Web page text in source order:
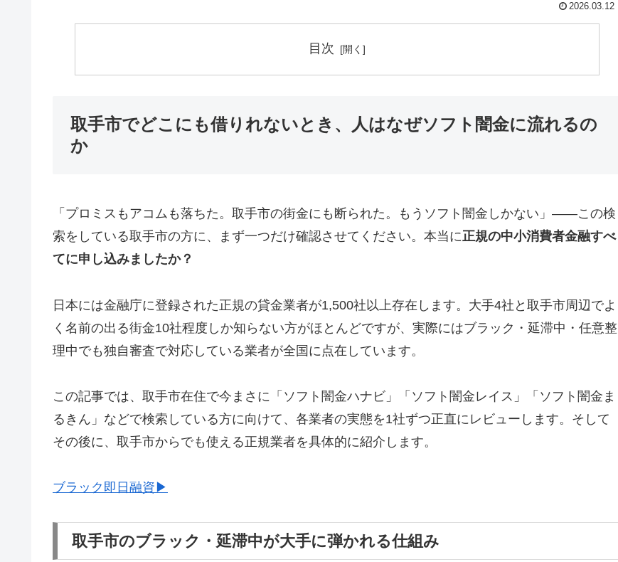
2026.03.12
目次
取手市でどこにも借りれないとき、人はなぜソフト闇金に流れるの
か
「プロミスもアコムも落ちた。取手市の街金にも断られた。もうソフト闇金しかない」——この検
索をしている取手市の方に、まず一つだけ確認させてください。本当に正規の中小消費者金融すべ
てに申し込みましたか？
日本には金融庁に登録された正規の貸金業者が1,500社以上存在します。大手4社と取手市周辺でよ
く名前の出る街金10社程度しか知らない方がほとんどですが、実際にはブラック・延滞中・任意整
理中でも独自審査で対応している業者が全国に点在しています。
この記事では、取手市在住で今まさに「ソフト闇金ハナビ」「ソフト闇金レイス」「ソフト闇金ま
るきん」などで検索している方に向けて、各業者の実態を1社ずつ正直にレビューします。そして
その後に、取手市からでも使える正規業者を具体的に紹介します。
ブラック即日融資▶
取手市のブラック・延滞中が大手に弾かれる仕組み